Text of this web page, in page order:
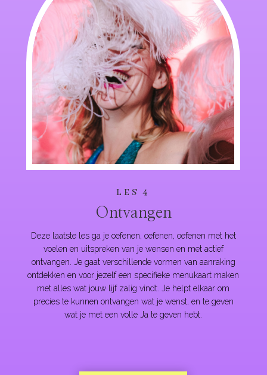
LES 4
Ontvangen
Deze laatste les ga je oefenen, oefenen, oefenen met het
voelen en uitspreken van je wensen en met actief
ontvangen. Je gaat verschillende vormen van aanraking
ontdekken en voor jezelf een specifieke menukaart maken
met alles wat jouw lijf zalig vindt. Je helpt elkaar om
precíes te kunnen ontvangen wat je wenst, en te geven
wat je met een volle Ja te geven hebt.